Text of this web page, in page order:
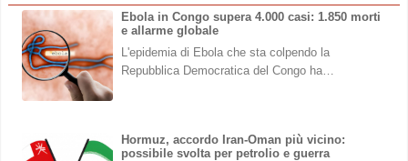
Ebola in Congo supera 4.000 casi: 1.850 morti
e allarme globale
L'epidemia di Ebola che sta colpendo la
Repubblica Democratica del Congo ha…
Hormuz, accordo Iran-Oman più vicino:
possibile svolta per petrolio e guerra